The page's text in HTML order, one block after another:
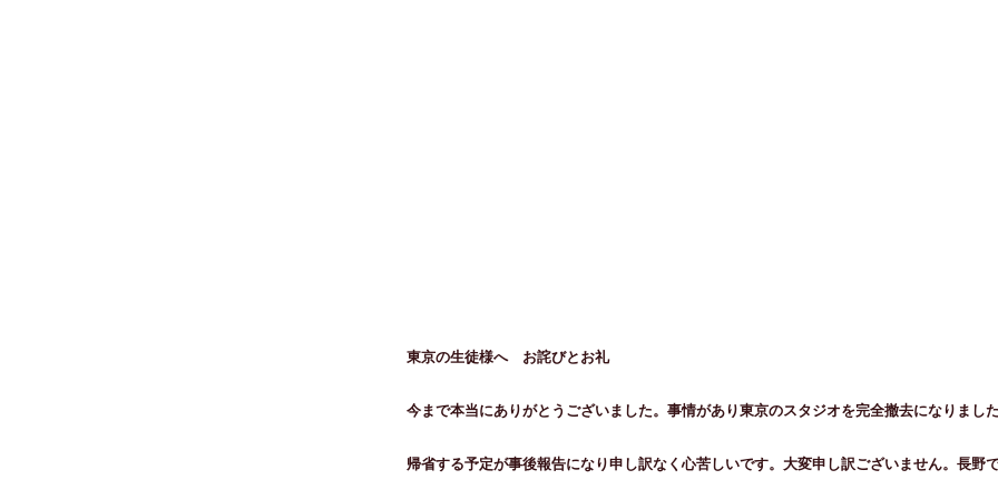
東京の生徒様へ お詫びとお礼
今まで本当にありがとうございました。事情があり東京のスタジオを完全撤去になりました
帰省する予定が事後報告になり申し訳なく心苦しいです。大変申し訳ございません。長野